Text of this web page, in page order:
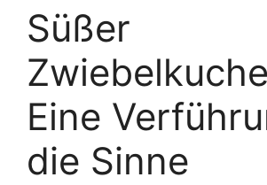
Süßer
Eine
die Sinne